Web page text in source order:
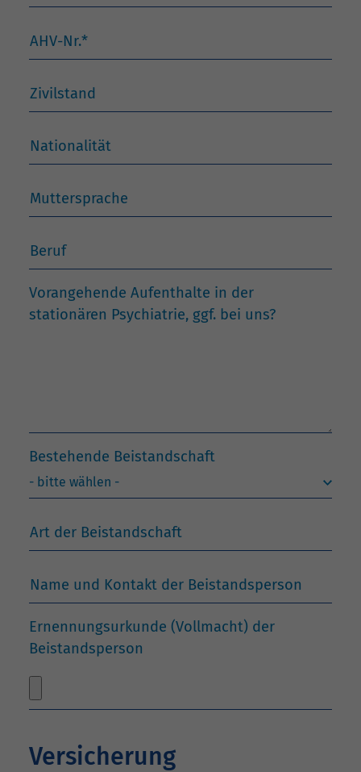
AHV-Nr.*
Zivilstand
Nationalität
Muttersprache
Beruf
Vorangehende Aufenthalte in der
stationären Psychiatrie, ggf. bei uns?
Bestehende Beistandschaft
Art der Beistandschaft
Name und Kontakt der Beistandsperson
Ernennungsurkunde (Vollmacht) der
Beistandsperson
Versicherung